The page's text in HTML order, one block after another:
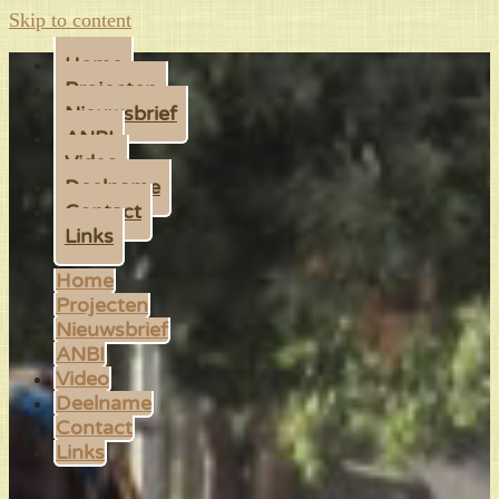
Skip to content
Home
Projecten
Nieuwsbrief
ANBI
Video
Deelname
Contact
Links
Home
Projecten
Nieuwsbrief
ANBI
Video
Deelname
Contact
Links